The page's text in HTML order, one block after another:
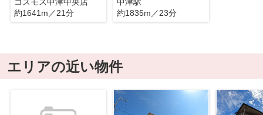
約1641m／21分
約1835m／23分
エリアの近い物件